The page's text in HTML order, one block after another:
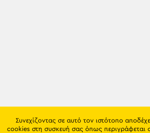
Συνεχίζοντας σε αυτό τον ιστότοπο
cookies στη συσκευή σας όπως περιγράφεται